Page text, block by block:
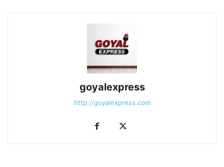
goyalexpress
http://goyalexpress.com